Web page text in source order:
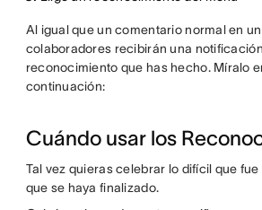
Al igual que un comentario normal en
colaboradores recibirán una
reconocimiento que has hecho. Míralo
continuación:
Cuándo usar los
Tal vez quieras celebrar lo difícil que
que se haya finalizado.